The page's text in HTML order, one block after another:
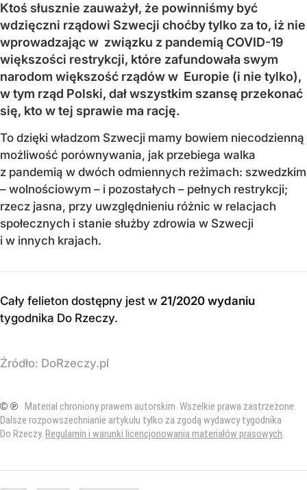
Ktoś słusznie zauważył, że powinniśmy być
wdzięczni rządowi Szwecji choćby tylko za to, iż nie
wprowadzając w związku z pandemią COVID-19
większości restrykcji, które zafundowała swym
narodom większość rządów w Europie (i nie tylko),
w tym rząd Polski, dał wszystkim szansę przekonać
się, kto w tej sprawie ma rację.
To dzięki władzom Szwecji mamy bowiem niecodzienną
możliwość porównywania, jak przebiega walka
z pandemią w dwóch odmiennych reżimach: szwedzkim
– wolnościowym – i pozostałych – pełnych restrykcji;
rzecz jasna, przy uwzględnieniu różnic w relacjach
społecznych i stanie służby zdrowia w Szwecji
i w innych krajach.
Cały felieton dostępny jest w 21/2020 wydaniu
tygodnika Do Rzeczy.
Źródło: DoRzeczy.pl
© ℗
Materiał chroniony prawem autorskim. Wszelkie prawa zastrzeżone.
Dalsze rozpowszechnianie artykułu tylko za zgodą wydawcy tygodnika
Do Rzeczy. Regulamin i warunki licencjonowania materiałów prasowych.